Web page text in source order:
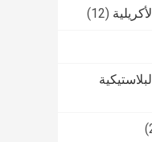
(12)